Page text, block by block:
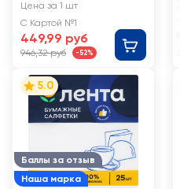
FUNCOOK №1, на
4 персоны, 22
предмета, Арт.
FC4107
Цена за 1 шт
С Картой №1
449,99 руб
946,32 руб -52%
Баллы за отзыв
Наша марка
5.0